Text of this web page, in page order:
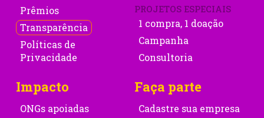
Prêmios
Transparência
Políticas de
Privacidade
PROJETOS ESPECIAIS
1 compra, 1 doação
Campanha
Consultoria
Impacto
ONGs apoiadas
Faça parte
Cadastre sua empresa